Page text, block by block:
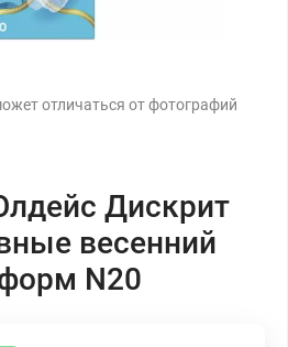
отличаться от фотографий
Дискрит
весенний
N20